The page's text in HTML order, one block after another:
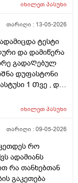
იხილეთპასუხი
თარიღი : 13-05-2026
ტესტი
და დამიწერა
გადაᲦებულ
დუფასტონი
1 Თვე , და
ეს
იხილეთპასუხი
თარიღი :09-05-2026
რო
ადამიანს
რა თანხებთან
გაკეთება